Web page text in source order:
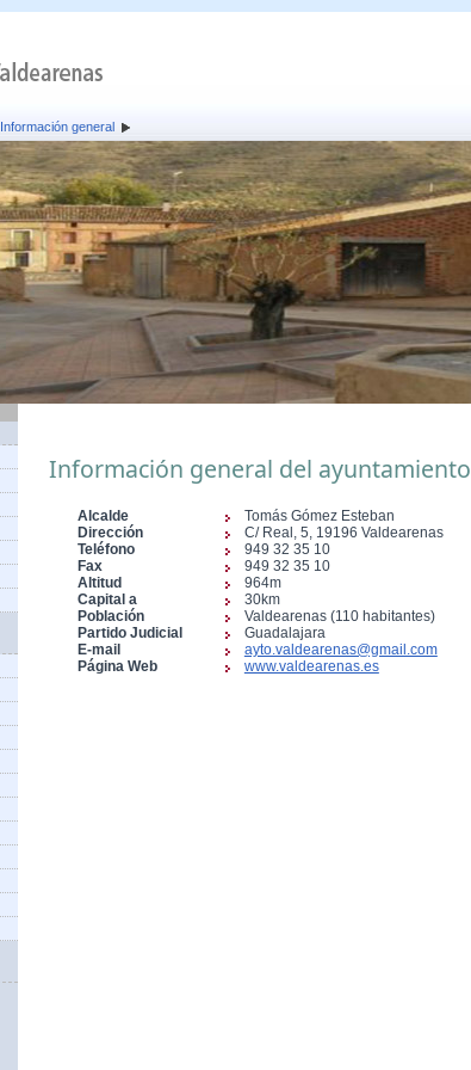
Información general
Información general del ayuntamiento
Alcalde
Tomás Gómez Esteban
Dirección
C/ Real, 5, 19196 Valdearenas
Teléfono
949 32 35 10
Fax
949 32 35 10
Altitud
964m
Capital a
30km
Población
Valdearenas (110 habitantes)
Partido Judicial
Guadalajara
E-mail
ayto.valdearenas@gmail.com
Página Web
www.valdearenas.es